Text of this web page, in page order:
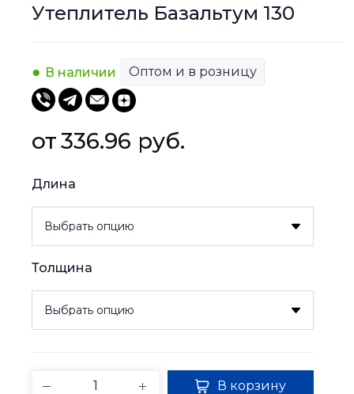
Утеплитель Базальтум 130
336.96 руб.
Длина
Толщина
В корзину
В наличии Оптом и в розницу